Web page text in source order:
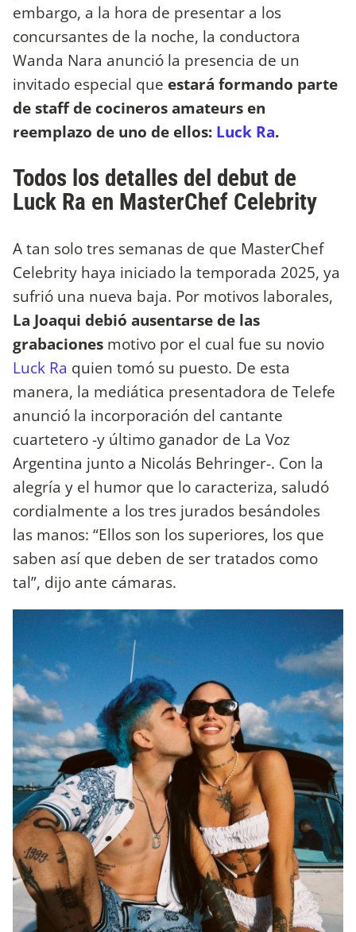
embargo, a la hora de presentar a los
concursantes de la noche, la conductora
Wanda Nara anunció la presencia de un
invitado especial que estará formando parte
de staff de cocineros amateurs en
reemplazo de uno de ellos: Luck Ra.
Todos los detalles del debut de
Luck Ra en MasterChef Celebrity
A tan solo tres semanas de que MasterChef
Celebrity haya iniciado la temporada 2025, ya
sufrió una nueva baja. Por motivos laborales,
La Joaqui debió ausentarse de las
grabaciones motivo por el cual fue su novio
Luck Ra quien tomó su puesto. De esta
manera, la mediática presentadora de Telefe
anunció la incorporación del cantante
cuartetero -y último ganador de La Voz
Argentina junto a Nicolás Behringer-. Con la
alegría y el humor que lo caracteriza, saludó
cordialmente a los tres jurados besándoles
las manos: “Ellos son los superiores, los que
saben así que deben de ser tratados como
tal”, dijo ante cámaras.